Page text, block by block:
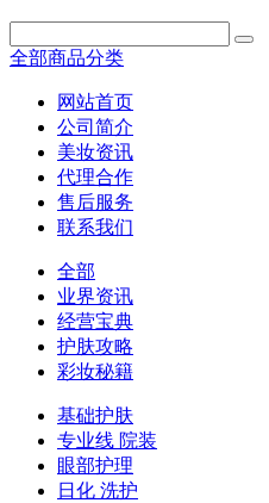
全部商品分类
网站首页
公司简介
美妆资讯
代理合作
售后服务
联系我们
全部
业界资讯
经营宝典
护肤攻略
彩妆秘籍
基础护肤
专业线 院装
眼部护理
日化 洗护